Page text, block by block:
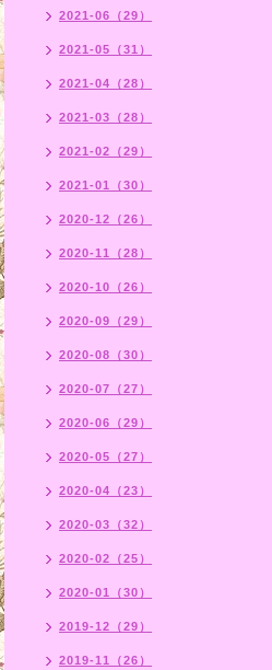
2021-06（29）
2021-05（31）
2021-04（28）
2021-03（28）
2021-02（29）
2021-01（30）
2020-12（26）
2020-11（28）
2020-10（26）
2020-09（29）
2020-08（30）
2020-07（27）
2020-06（29）
2020-05（27）
2020-04（23）
2020-03（32）
2020-02（25）
2020-01（30）
2019-12（29）
2019-11（26）